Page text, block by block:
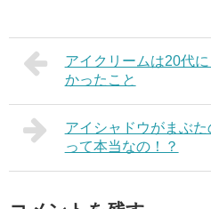
アイクリームは20代
かったこと
アイシャドウがまぶ
って本当なの！？